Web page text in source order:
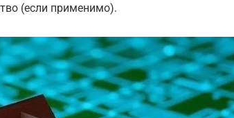
(если применимо).